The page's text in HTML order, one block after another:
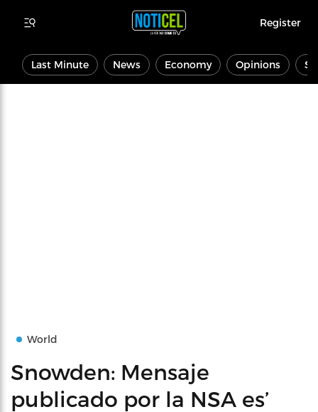
Register
Last Minute News Economy Opinions
World
Snowden: Mensaje
publicado por la NSA es’